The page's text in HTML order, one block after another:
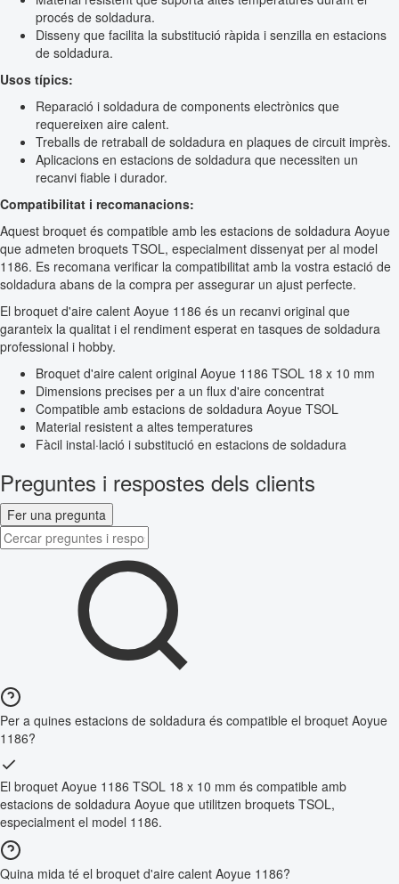
procés de soldadura.
Disseny que facilita la substitució ràpida i senzilla en estacions
de soldadura.
Usos típics:
Reparació i soldadura de components electrònics que
requereixen aire calent.
Treballs de retraball de soldadura en plaques de circuit imprès.
Aplicacions en estacions de soldadura que necessiten un
recanvi fiable i durador.
Compatibilitat i recomanacions:
Aquest broquet és compatible amb les estacions de soldadura Aoyue
que admeten broquets TSOL, especialment dissenyat per al model
1186. Es recomana verificar la compatibilitat amb la vostra estació de
soldadura abans de la compra per assegurar un ajust perfecte.
El broquet d'aire calent Aoyue 1186 és un recanvi original que
garanteix la qualitat i el rendiment esperat en tasques de soldadura
professional i hobby.
Broquet d'aire calent original Aoyue 1186 TSOL 18 x 10 mm
Dimensions precises per a un flux d'aire concentrat
Compatible amb estacions de soldadura Aoyue TSOL
Material resistent a altes temperatures
Fàcil instal·lació i substitució en estacions de soldadura
Preguntes i respostes dels clients
Fer una pregunta
Per a quines estacions de soldadura és compatible el broquet Aoyue
1186?
El broquet Aoyue 1186 TSOL 18 x 10 mm és compatible amb
estacions de soldadura Aoyue que utilitzen broquets TSOL,
especialment el model 1186.
Quina mida té el broquet d'aire calent Aoyue 1186?